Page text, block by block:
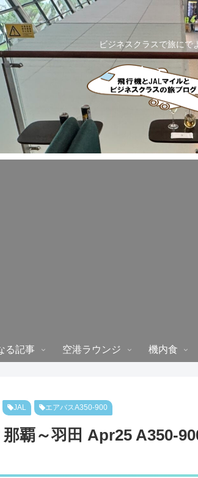
ビジネスクラスで旅にで
る記事 空港ラウンジ 機内食
JAL エアバスA350-900
覇～羽田 Apr25 A350-